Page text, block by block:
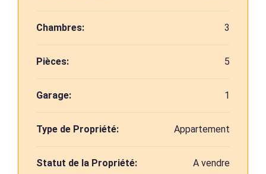
Chambres: 3
Pièces: 5
Garage: 1
Type de Propriété: Appartement
Statut de la Propriété: A vendre